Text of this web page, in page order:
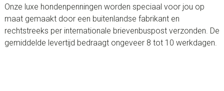
Onze luxe hondenpenningen worden speciaal voor jou op
maat gemaakt door een buitenlandse fabrikant en
rechtstreeks per internationale brievenbuspost verzonden. De
gemiddelde levertijd bedraagt ongeveer 8 tot 10 werkdagen.